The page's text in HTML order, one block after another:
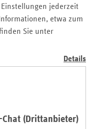
jederzeit
etwa zum
Sie unter
Details
(Drittanbieter)
verbessern die
Aufwand für die
chronischen
Lösung bei der
so